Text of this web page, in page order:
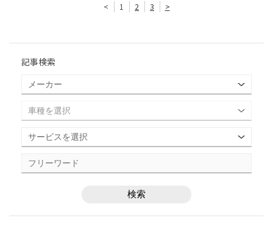
< 1 2 3 >
記事検索